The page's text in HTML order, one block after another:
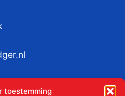
toestemming